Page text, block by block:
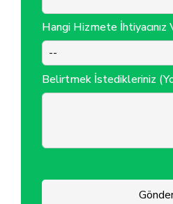
Hangi Hizmete İhtiyacınız
Belirtmek İstedikleriniz